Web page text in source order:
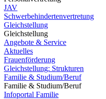
JAV
Schwerbehindertenvertretung
Gleichstellung
Gleichstellung
Angebote & Service
Aktuelles
Frauenförderung
Gleichstellung: Strukturen
Familie & Studium/Beruf
Familie & Studium/Beruf
Infoportal Familie